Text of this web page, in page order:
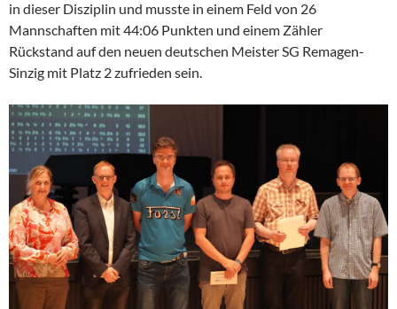
in dieser Disziplin und musste in einem Feld von 26
Mannschaften mit 44:06 Punkten und einem Zähler
Rückstand auf den neuen deutschen Meister SG Remagen-
Sinzig mit Platz 2 zufrieden sein.